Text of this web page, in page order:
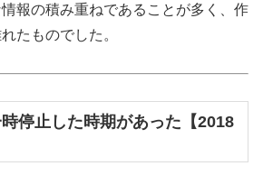
報の積み重ねであることが多く、作
たものでした。
停止した時期があった【2018